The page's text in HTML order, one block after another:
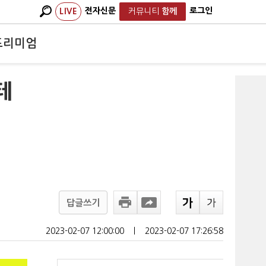
LIVE 전자신문 커뮤니티 함께 로그인
리미엄
답글쓰기
2023-02-07 12:00:00 2023-02-07 17:26:58